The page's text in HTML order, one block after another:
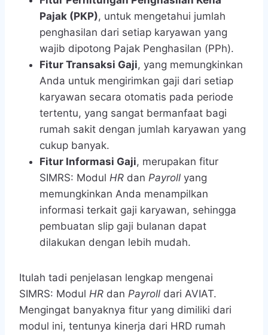
Pajak (PKP), untuk mengetahui jumlah
penghasilan dari setiap karyawan yang
wajib dipotong Pajak Penghasilan (PPh).
Fitur Transaksi Gaji, yang memungkinkan
Anda untuk mengirimkan gaji dari setiap
karyawan secara otomatis pada periode
tertentu, yang sangat bermanfaat bagi
rumah sakit dengan jumlah karyawan yang
cukup banyak.
Fitur Informasi Gaji, merupakan fitur
SIMRS: Modul HR dan Payroll yang
memungkinkan Anda menampilkan
informasi terkait gaji karyawan, sehingga
pembuatan slip gaji bulanan dapat
dilakukan dengan lebih mudah.
Itulah tadi penjelasan lengkap mengenai
SIMRS: Modul HR dan Payroll dari AVIAT.
Mengingat banyaknya fitur yang dimiliki dari
modul ini, tentunya kinerja dari HRD rumah